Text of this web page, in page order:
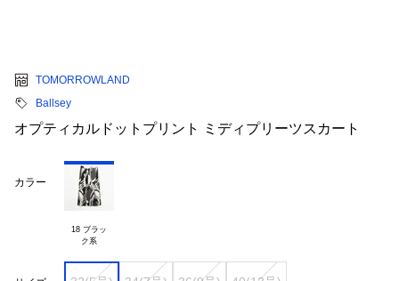
TOMORROWLAND
Ballsey
オプティカルドットプリント ミディプリーツスカート
カラー
18 ブラッ